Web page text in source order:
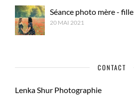
Séance photo mère - fille
20 MAI 2021
CONTACT
Lenka Shur Photographie